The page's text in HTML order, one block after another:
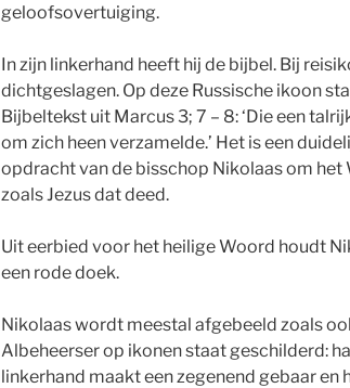
geloofsovertuiging.
In zijn linkerhand heeft hij de bijbel. Bij
dichtgeslagen. Op deze Russische ikoon
Bijbeltekst uit Marcus 3; 7 – 8: ‘Die een
om zich heen verzamelde.’ Het is een
opdracht van de bisschop Nikolaas om het
zoals Jezus dat deed.
Uit eerbied voor het heilige Woord houdt
een rode doek.
Nikolaas wordt meestal afgebeeld zoals
Albeheerser op ikonen staat geschilderd:
linkerhand maakt een zegenend gebaar en